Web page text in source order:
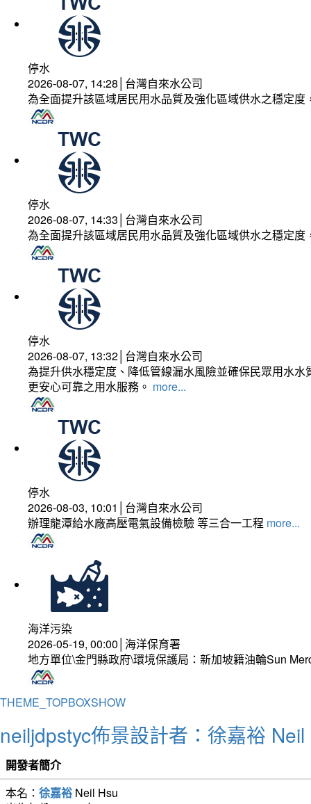
停水
2026-08-07, 14:28│台灣自來水公司
為全面提升該區域居民用水品質及強化區域供水之穩定
停水
2026-08-07, 14:33│台灣自來水公司
為全面提升該區域居民用水品質及強化區域供水之穩定
停水
2026-08-07, 13:32│台灣自來水公司
為提升供水穩定度、降低管線漏水風險並確保民眾用水
更安心可靠之用水服務。 more...
停水
2026-08-03, 10:01│台灣自來水公司
辦理龍潭給水廠高壓電氣設備檢驗 等三合一工程 more...
海洋污染
2026-05-19, 00:00│海洋保育署
地方單位\金門縣政府\環境保護局：新加坡籍油輪Sun
THEME_TOPBOXSHOW
neiljdpstyc佈景設計者：徐嘉裕
開發者簡介
本名： 徐嘉裕 Neil Hsu